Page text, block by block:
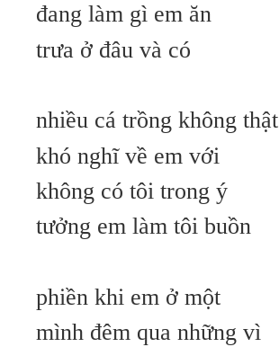
đang làm gì em ăn
trưa ở đâu và có
nhiều cá trồng không thật
khó nghĩ về em với
không có tôi trong ý
tưởng em làm tôi buồn
phiền khi em ở một
mình đêm qua những vì